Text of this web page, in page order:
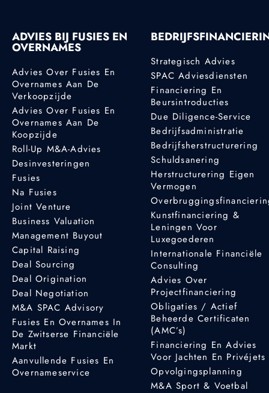
ADVIES BIJ FUSIES EN
OVERNAMES
Advies Over Fusies En
Overnames Aan De
Verkoopzijde
Advies Over Fusies En
Overnames Aan De
Koopzijde
Roll-Up M&A-Advies
Desinvesteringen
Fusies
Na Fusies
Joint Venture
Business Valuation
Management Buyout
Capital Raising
Deal Sourcing
Deal Origination
Deal Negotiation
M&A SPAC Advisory
Fusies En Overnames In
De Zwitserse Financiële
Markt
Aanvullende Fusies En
Overnameservice
Strategisch Advies
SPAC Adviesdiensten
Financiering En
Beursintroducties
Due Diligence-Service
Bedrijfsadministratie
Bedrijfsherstructurering
Schuldsanering
Herstructurering Eigen
Vermogen
Kunstfinanciering &
Leningen Voor
Luxegoederen
Internationale Financiële
Consulting
Advies Over
Projectfinanciering
Obligaties / Actief
Beheerde Certificaten
(AMC’s)
Financiering En Advies
Voor Jachten En Privéjets
Opvolgingsplanning
M&A Sport & Voetbal